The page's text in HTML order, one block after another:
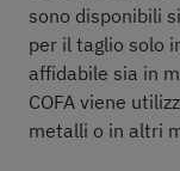
sono disponibili
per il taglio solo
affidabile sia in
COFA viene
metalli o in altri